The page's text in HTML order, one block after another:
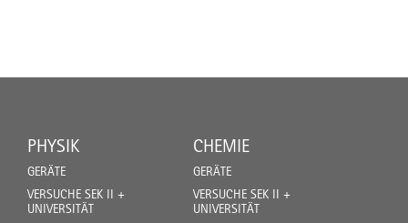
PHYSIK
GERÄTE
VERSUCHE SEK II +
UNIVERSITÄT
CHEMIE
GERÄTE
VERSUCHE SEK II +
UNIVERSITÄT